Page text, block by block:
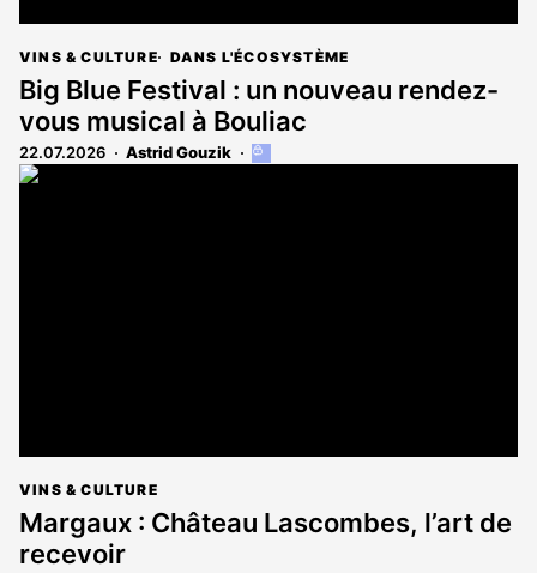
VINS & CULTURE DANS L'ÉCOSYSTÈME
Big Blue Festival : un nouveau rendez-
vous musical à Bouliac
22.07.2026 Astrid Gouzik
Cet
VINS & CULTURE
Margaux : Château Lascombes, l’art de
recevoir